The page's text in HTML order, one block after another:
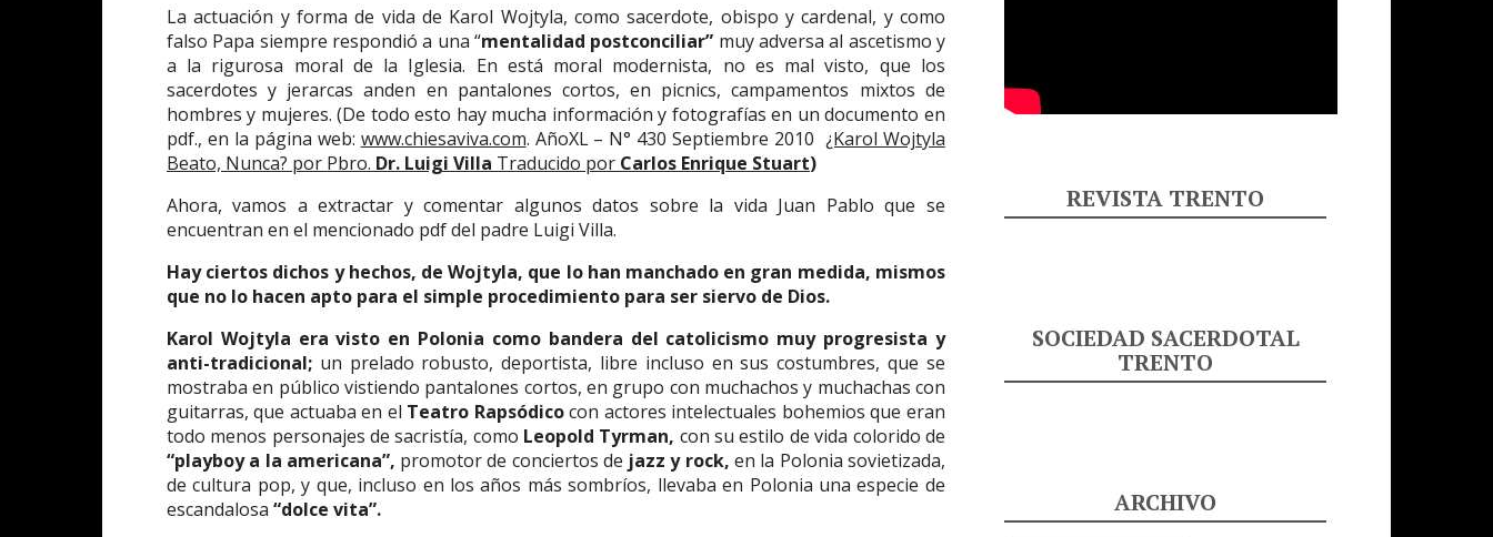
La actuación y forma de vida de Karol Wojtyla, como sacerdote, obispo y cardenal, y como
falso Papa siempre respondió a una “mentalidad postconciliar” muy adversa al ascetismo y
a la rigurosa moral de la Iglesia. En está moral modernista, no es mal visto, que los
sacerdotes y jerarcas anden en pantalones cortos, en picnics, campamentos mixtos de
hombres y mujeres. (De todo esto hay mucha información y fotografías en un documento en
pdf., en la página web: www.chiesaviva.com. AñoXL – N° 430 Septiembre 2010 ¿Karol Wojtyla
Beato, Nunca? por Pbro. Dr. Luigi Villa Traducido por Carlos Enrique Stuart)
Ahora, vamos a extractar y comentar algunos datos sobre la vida Juan Pablo que se
encuentran en el mencionado pdf del padre Luigi Villa.
Hay ciertos dichos y hechos, de Wojtyla, que lo han manchado en gran medida, mismos
que no lo hacen apto para el simple procedimiento para ser siervo de Dios.
Karol Wojtyla era visto en Polonia como bandera del catolicismo muy progresista y
anti-tradicional; un prelado robusto, deportista, libre incluso en sus costumbres, que se
mostraba en público vistiendo pantalones cortos, en grupo con muchachos y muchachas con
guitarras, que actuaba en el Teatro Rapsódicocon actores intelectuales bohemios que eran
todo menos personajes de sacristía, como Leopold Tyrman, con su estilo de vida colorido de
“playboy a la americana”, promotor de conciertos de jazz y rock,en la Polonia sovietizada,
de cultura pop, y que, incluso en los años más sombríos, llevaba en Polonia una especie de
escandalosa “dolce vita”.
REVISTA TRENTO
SOCIEDAD SACERDOTAL
TRENTO
ARCHIVO